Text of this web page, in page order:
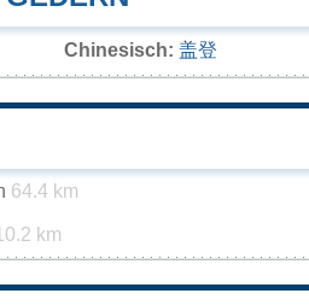
Chinesisch: 盖登
64.4 km
km